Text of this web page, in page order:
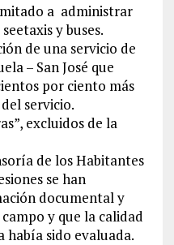
a administrar
y buses.
de una servicio de
– San José que
por ciento más
servicio.
excluidos de la
de los Habitantes
se han
documental y
y que la calidad
había sido evaluada.